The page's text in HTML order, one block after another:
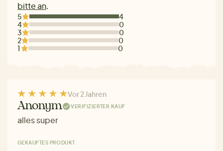
bitte an.
5
4
4
0
3
0
2
0
1
0
Vor 2 Jahren
Anonym VERIFIZIERTER KAUF
alles super
GEKAUFTES PRODUKT